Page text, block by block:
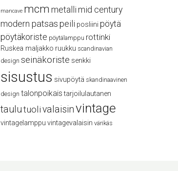
mancave mcm metallimid century
modern patsaspeili posliini pöytä
pöytäkoriste pöytälamppu rottinki
Ruskea maljakko ruukku scandinavian
design seinäkoriste senkki
sisustus sivupöytä skandinaavinen
design talonpoikais tarjoilulautanen
taulutuolivalaisinvintage
vintagelamppu vintagevalaisin värikäs